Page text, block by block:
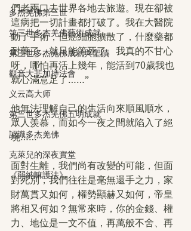
多杰羌佛第三世
第三世多杰羌佛藝術成就
第三世多杰羌佛成就與聖蹟
觀音大悲加持法會
义云高大师
第三世多杰羌佛五明成就
認識多杰羌佛
克萊兒的深夜實堂
《弱納嘛護法》
們老兩口去世界各地去旅遊。現在卻被
這病把一切計畫都打破了。我在大醫院
動了手術，但癌細胞擴散了，什麼藥都
耐藥了，就只能等死了。我真的不甘心
呀，哪怕再活上幾年，能活到70歲我也
就心滿意足了……”
他無法理解自己的生活向來順風順水，
眾人羡慕，而如今一夜之間就陷入了絕
境……
面對生離，我們尚有改變的可能，但面
對死別，我們往往是毫無還手之力，家
財萬貫又如何，權勢顯赫又如何，帝皇
將相又何如？無常來時，你的金錢、權
力、地位是一文不值，再萬般不舍、再